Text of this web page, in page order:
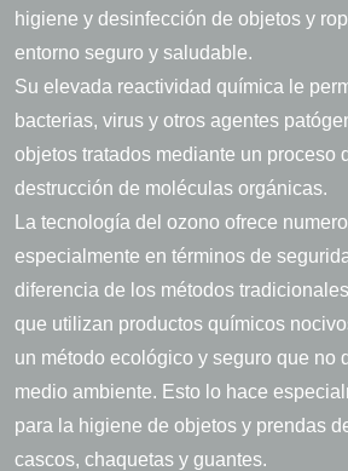
higiene y desinfección de objetos y
entorno seguro y saludable.
Su elevada reactividad química le
bacterias, virus y otros agentes
objetos tratados mediante un proceso
destrucción de moléculas orgánicas.
La tecnología del ozono ofrece
especialmente en términos de
diferencia de los métodos
que utilizan productos químicos
un método ecológico y seguro que no
medio ambiente. Esto lo hace
para la higiene de objetos y prendas
cascos, chaquetas y guantes.